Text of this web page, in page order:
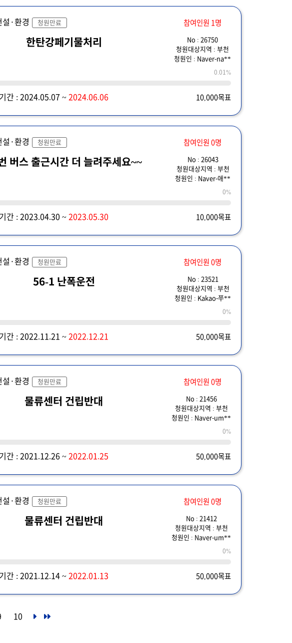
설·환경 청원만료 참여인원 1명
한탄강페기물처리
No : 26750
청원대상지역 : 부천
청원인 : Naver-na**
0.01%
간 : 2024.05.07 ~ 2024.06.06 10,000목표
설·환경 청원만료 참여인원 0명
버스 출근시간 더 늘려주세요~~
No : 26043
청원대상지역 : 부천
청원인 : Naver-애**
0%
간 : 2023.04.30 ~ 2023.05.30 10,000목표
설·환경 청원만료 참여인원 0명
56-1 난폭운전
No : 23521
청원대상지역 : 부천
청원인 : Kakao-쭈**
0%
간 : 2022.11.21 ~ 2022.12.21 50,000목표
설·환경 청원만료 참여인원 0명
물류센터 건립반대
No : 21456
청원대상지역 : 부천
청원인 : Naver-um**
0%
간 : 2021.12.26 ~ 2022.01.25 50,000목표
설·환경 청원만료 참여인원 0명
물류센터 건립반대
No : 21412
청원대상지역 : 부천
청원인 : Naver-um**
0%
간 : 2021.12.14 ~ 2022.01.13 50,000목표
10